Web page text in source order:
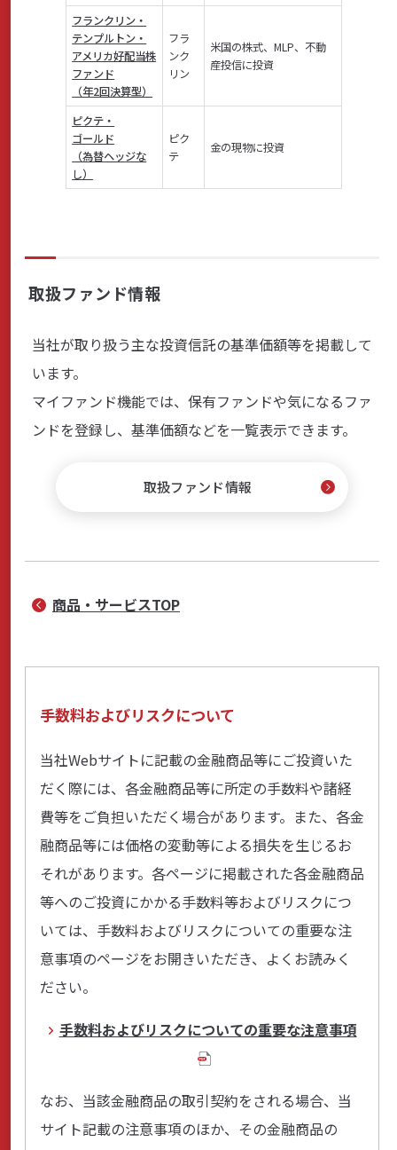
フランクリン・
テンプルトン・
アメリカ好配当株
ファンド
（年2回決算型）
フラ
ンク
リン
米国の株式、MLP、不動
産投信に投資
ピクテ・
ゴールド
（為替ヘッジな
し）
ピク
テ
金の現物に投資
取扱ファンド情報
当社が取り扱う主な投資信託の基準価額等を掲載して
います。
マイファンド機能では、保有ファンドや気になるファ
ンドを登録し、基準価額などを一覧表示できます。
取扱ファンド情報
商品・サービスTOP
手数料およびリスクについて
当社Webサイトに記載の金融商品等にご投資いた
だく際には、各金融商品等に所定の手数料や諸経
費等をご負担いただく場合があります。また、各金
融商品等には価格の変動等による損失を生じるお
それがあります。各ページに掲載された各金融商品
等へのご投資にかかる手数料等およびリスクにつ
いては、手数料およびリスクについての重要な注
意事項のページをお開きいただき、よくお読みく
ださい。
手数料およびリスクについての重要な注意事項
なお、当該金融商品の取引契約をされる場合、当
サイト記載の注意事項のほか、その金融商品の